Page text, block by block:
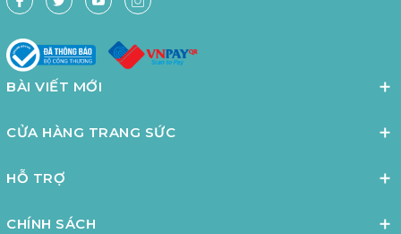
BÀI VIẾT MỚI
CỬA HÀNG TRANG SỨC
HỖ TRỢ
CHÍNH SÁCH